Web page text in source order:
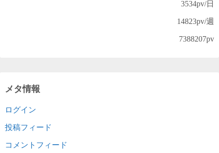
3534pv/日
14823pv/週
7388207pv
メタ情報
ログイン
投稿フィード
コメントフィード